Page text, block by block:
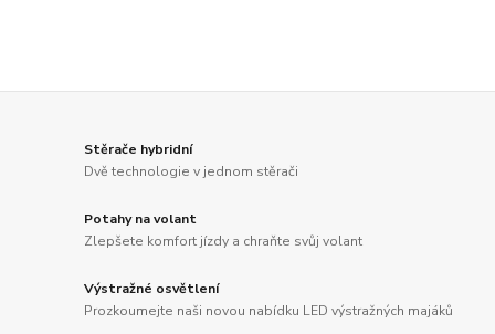
Stěrače hybridní
Dvě technologie v jednom stěrači
Potahy na volant
Zlepšete komfort jízdy a chraňte svůj volant
Výstražné osvětlení
Prozkoumejte naši novou nabídku LED výstražných majáků